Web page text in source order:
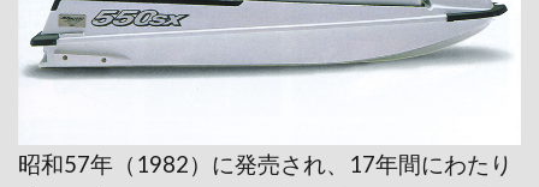
昭和57年（1982）に発売され、17年間にわたり